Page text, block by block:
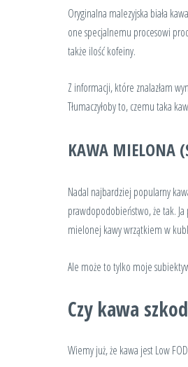
Oryginalna malezyjska biała
one specjalnemu procesowi
także ilość kofeiny.
Z informacji, które znalazłam
Tłumaczyłoby to, czemu taka
KAWA MIELONA
Nadal najbardziej popularny
prawdopodobieństwo, że tak.
mielonej kawy wrzątkiem w
Ale może to tylko moje
Czy kawa
Wiemy już, że kawa jest Low